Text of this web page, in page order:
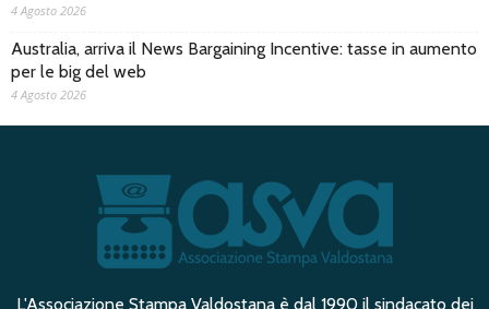
4 Agosto 2026
Australia, arriva il News Bargaining Incentive: tasse in aumento
per le big del web
4 Agosto 2026
L'Associazione Stampa Valdostana è dal 1990 il sindacato dei